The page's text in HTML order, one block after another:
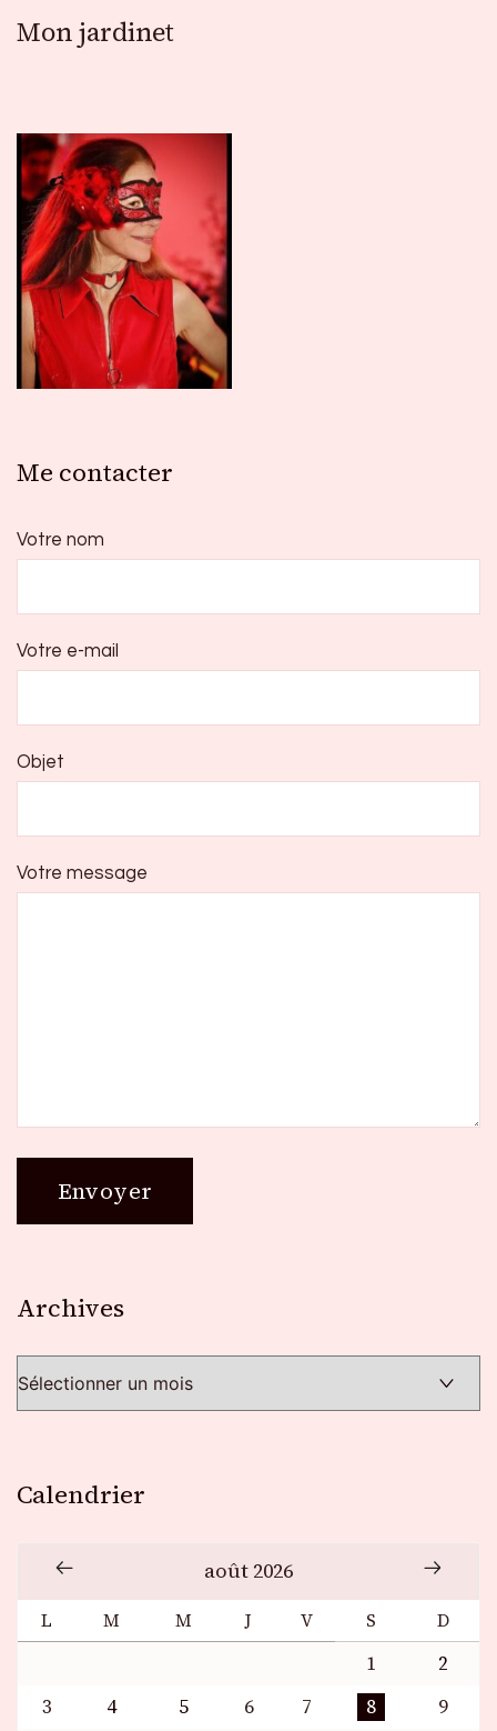
Mon jardinet
Me contacter
Votre nom
Votre e-mail
Objet
Votre message
Archives
Calendrier
août 2026
L M M J V S D
1
2
3
4 5 6 7 8
9